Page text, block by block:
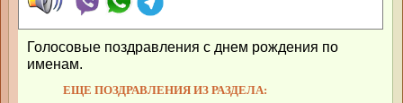
Голосовые поздравления с днем рождения по
именам.
ЕЩЕ ПОЗДРАВЛЕНИЯ ИЗ РАЗДЕЛА: